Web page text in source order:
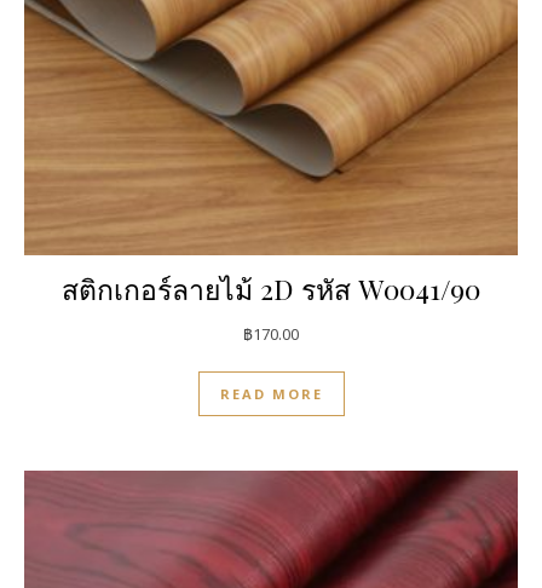
สติกเกอร์ลายไม้ 2D รหัส W0041/90
฿170.00
READ MORE